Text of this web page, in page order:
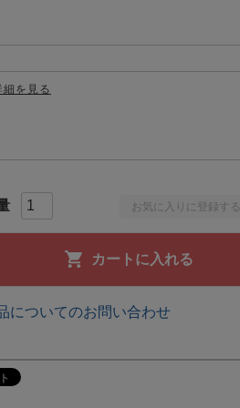
お気に入りに登録する
カートに入れる
を見る
についてのお問い合わせ